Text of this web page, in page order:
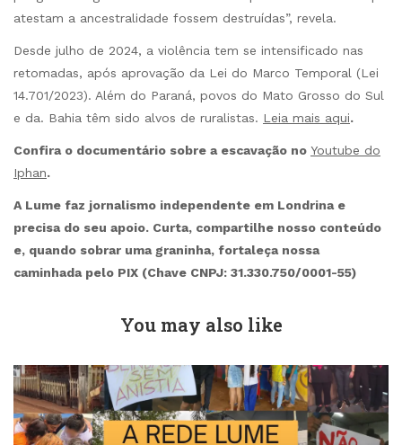
atestam a ancestralidade fossem destruídas”, revela.
Desde julho de 2024, a violência tem se intensificado nas
retomadas, após aprovação da Lei do Marco Temporal (Lei
14.701/2023). Além do Paraná, povos do Mato Grosso do Sul
e da. Bahia têm sido alvos de ruralistas. Leia mais aqui.
Confira o documentário sobre a escavação no Youtube do
Iphan.
A Lume faz jornalismo independente em Londrina e
precisa do seu apoio. Curta, compartilhe nosso conteúdo
e, quando sobrar uma graninha, fortaleça nossa
caminhada pelo PIX (Chave CNPJ: 31.330.750/0001-55)
You may also like